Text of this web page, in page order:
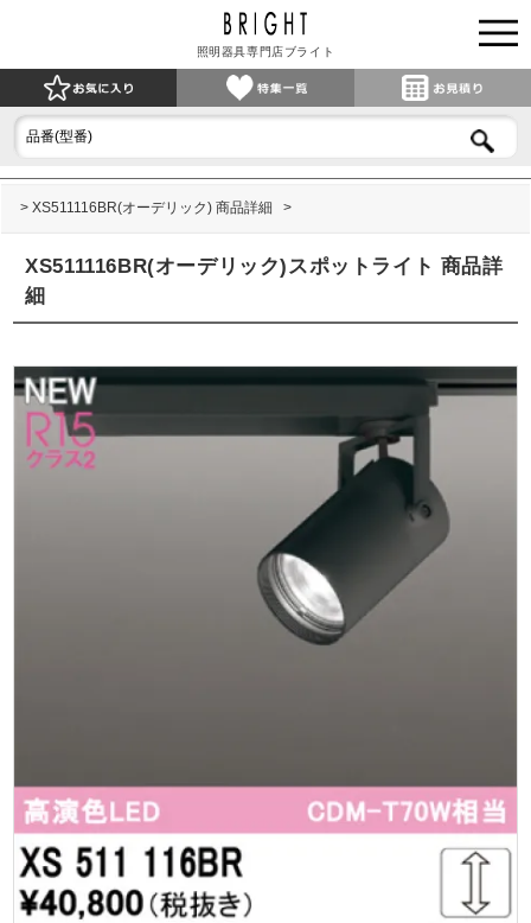
照明器具専門店ブライト
XS511116BR(オーデリック) 商品詳細
XS511116BR(オーデリック)スポットライト 商品詳
細